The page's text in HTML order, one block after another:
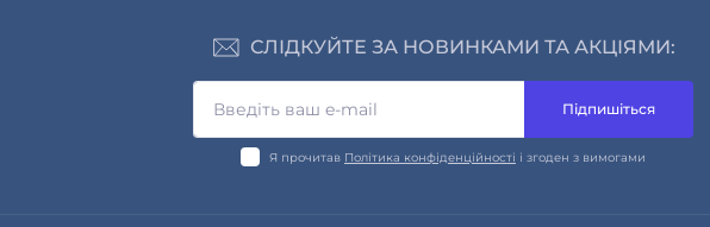
СЛІДКУЙТЕ ЗА НОВИНКАМИ ТА АКЦІЯМИ:
Підпишіться
Я прочитав Політика конфіденційності і згоден з вимогами